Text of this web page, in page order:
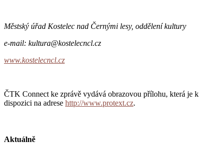
Městský úřad Kostelec nad Černými lesy, oddělení kultury
e-mail: kultura@kostelecncl.cz
www.kostelecncl.cz
ČTK Connect ke zprávě vydává obrazovou přílohu, která je k
dispozici na adrese http://www.protext.cz.
Aktuálně